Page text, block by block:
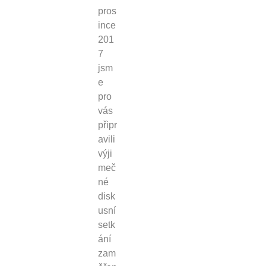
pros
ince
201
7
jsm
e
pro
vás
připr
avili
výji
meč
né
disk
usní
setk
ání
zam